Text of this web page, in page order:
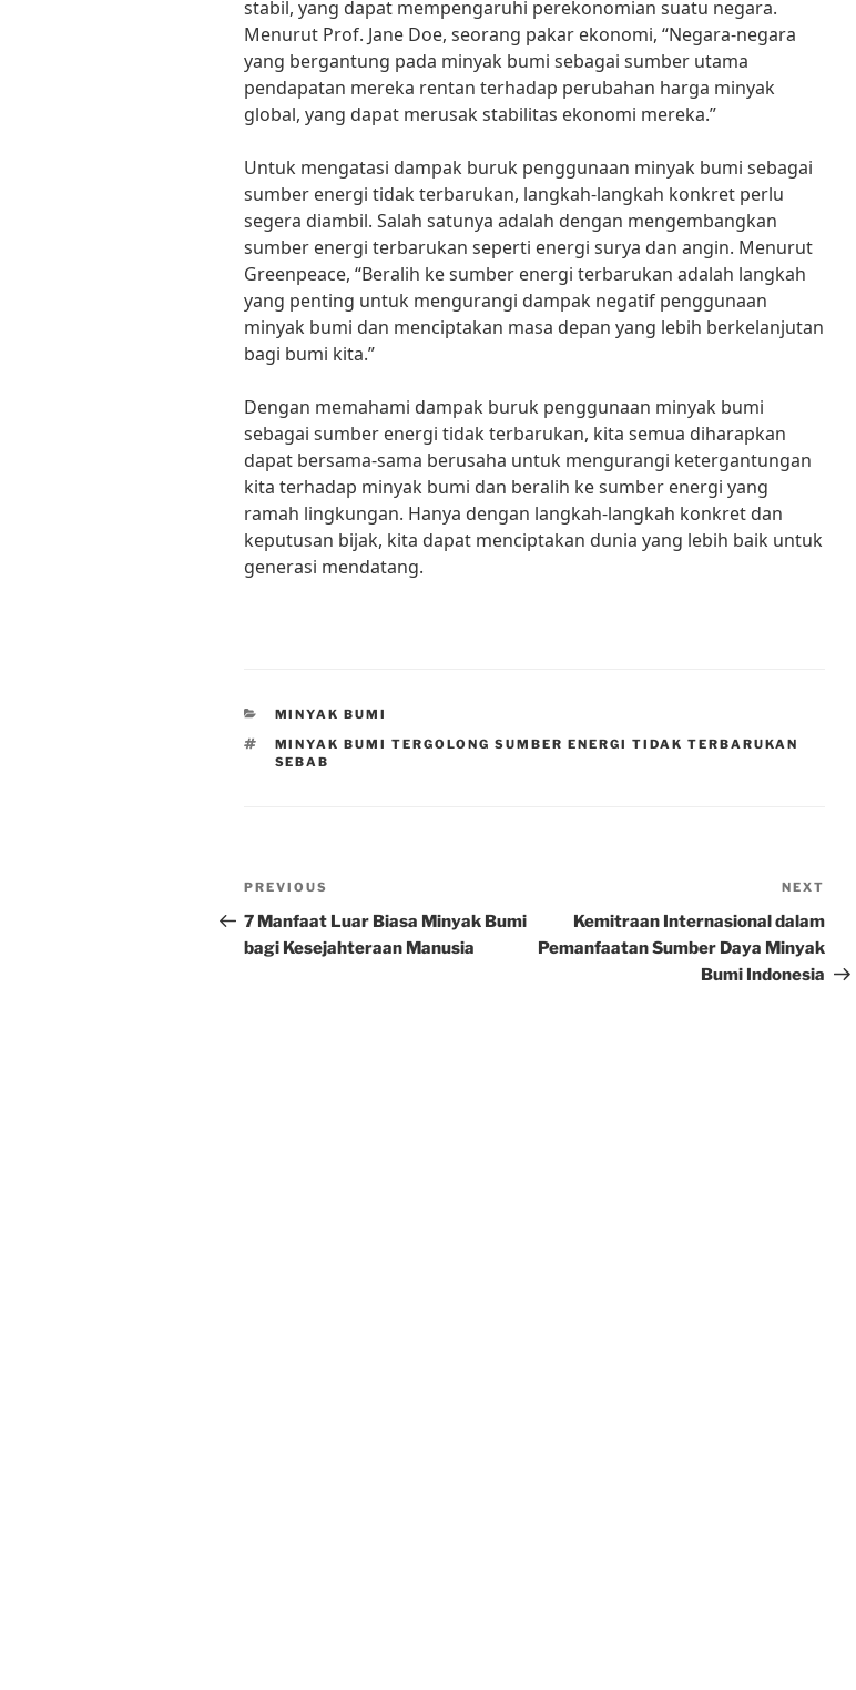
stabil, yang dapat mempengaruhi perekonomian suatu negara.
Menurut Prof. Jane Doe, seorang pakar ekonomi, “Negara-negara
yang bergantung pada minyak bumi sebagai sumber utama
pendapatan mereka rentan terhadap perubahan harga minyak
global, yang dapat merusak stabilitas ekonomi mereka.”
Untuk mengatasi dampak buruk penggunaan minyak bumi sebagai
sumber energi tidak terbarukan, langkah-langkah konkret perlu
segera diambil. Salah satunya adalah dengan mengembangkan
sumber energi terbarukan seperti energi surya dan angin. Menurut
Greenpeace, “Beralih ke sumber energi terbarukan adalah langkah
yang penting untuk mengurangi dampak negatif penggunaan
minyak bumi dan menciptakan masa depan yang lebih berkelanjutan
bagi bumi kita.”
Dengan memahami dampak buruk penggunaan minyak bumi
sebagai sumber energi tidak terbarukan, kita semua diharapkan
dapat bersama-sama berusaha untuk mengurangi ketergantungan
kita terhadap minyak bumi dan beralih ke sumber energi yang
ramah lingkungan. Hanya dengan langkah-langkah konkret dan
keputusan bijak, kita dapat menciptakan dunia yang lebih baik untuk
generasi mendatang.
CATEGORIES
MINYAK BUMI
TAGS
MINYAK BUMI TERGOLONG SUMBER ENERGI TIDAK TERBARUKAN
SEBAB
Post
navigation
Previous
Post
PREVIOUS
7 Manfaat Luar Biasa Minyak Bumi
bagi Kesejahteraan Manusia
Post
NEXT
Kemitraan Internasional dalam
Pemanfaatan Sumber Daya Minyak
Bumi Indonesia